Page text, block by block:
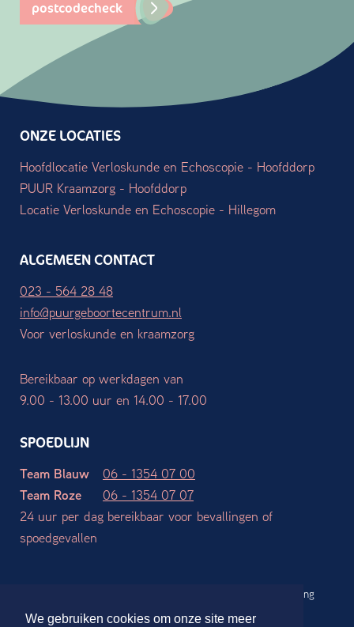
We gebruiken cookies om onze site meer
postcodecheck
ONZE LOCATIES
Hoofdlocatie Verloskunde en Echoscopie - Hoofddorp
PUUR Kraamzorg - Hoofddorp
Locatie Verloskunde en Echoscopie - Hillegom
ALGEMEEN CONTACT
023 - 564 28 48
info@puurgeboortecentrum.nl
Voor verloskunde en kraamzorg
Bereikbaar op werkdagen van
9.00 - 13.00 uur en 14.00 - 17.00
SPOEDLIJN
Team Blauw
06 - 1354 07 00
Team Roze
06 - 1354 07 07
24 uur per dag bereikbaar voor bevallingen of
spoedgevallen
Privacy verklaring
Disclaimer